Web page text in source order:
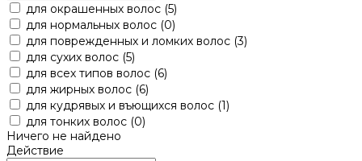
для окрашенных волос (5)
для нормальных волос (0)
для поврежденных и ломких волос (3)
для сухих волос (5)
для всех типов волос (6)
для жирных волос (6)
для кудрявых и въющихся волос (1)
для тонких волос (0)
Ничего не найдено
Действие